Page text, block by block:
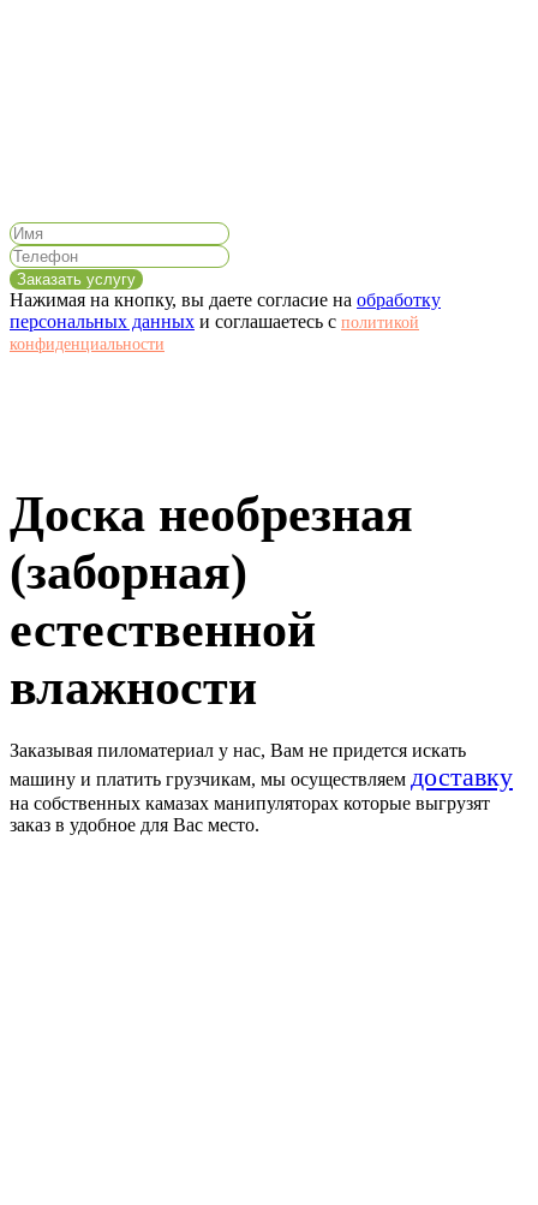
Заказать услугу
Нажимая на кнопку, вы даете согласие на обработку
персональных данных и соглашаетесь c политикой
конфиденциальности
Доска необрезная
(заборная)
естественной
влажности
Заказывая пиломатериал у нас, Вам не придется искать
машину и платить грузчикам, мы осуществляем доставку
на собственных камазах манипуляторах которые выгрузят
заказ в удобное для Вас место.